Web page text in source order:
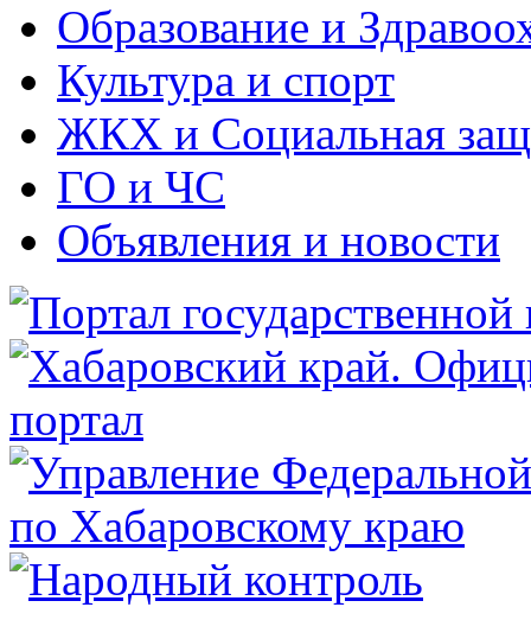
Образование и
Культура и спорт
ЖКХ и Социальная
ГО и ЧС
Объявления и новости